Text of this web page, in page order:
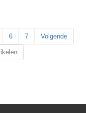
- b09cus
6 7 Volgende